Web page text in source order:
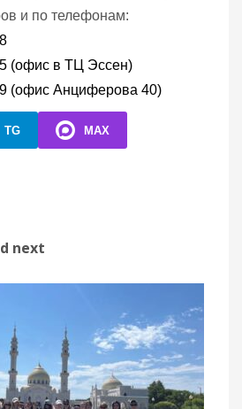
и по телефонам:
(офис в ТЦ Эссен)
(офис Анциферова 40)
TG MAX
next